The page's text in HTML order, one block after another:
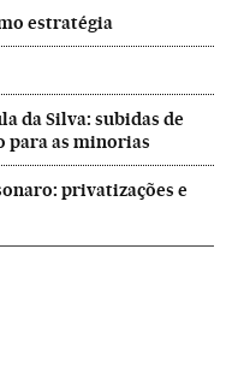
estratégia
da Silva: subidas de
para as minorias
privatizações e